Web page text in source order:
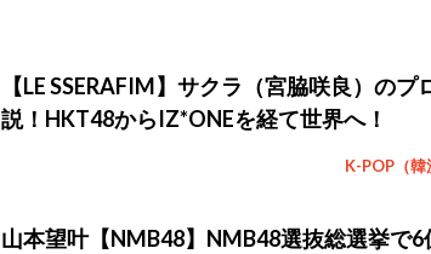
【LE SSERAFIM】サクラ（宮脇咲良）の
説！HKT48からIZ*ONEを経て世界へ！
K-POP（韓
山本望叶【NMB48】NMB48選抜総選挙で